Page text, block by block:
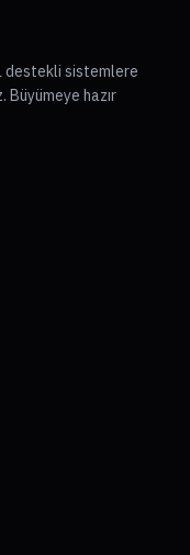
destekli sistemlere
Büyümeye hazır